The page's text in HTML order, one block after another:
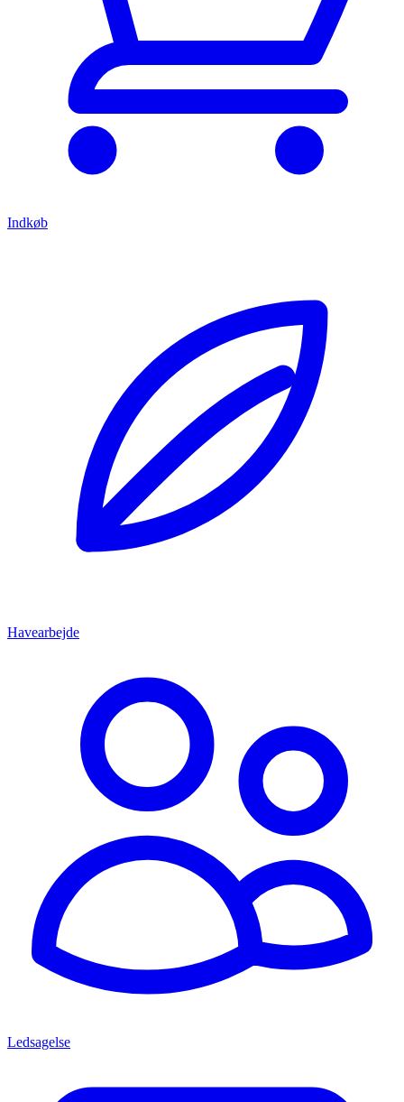
Indkøb
Havearbejde
Ledsagelse